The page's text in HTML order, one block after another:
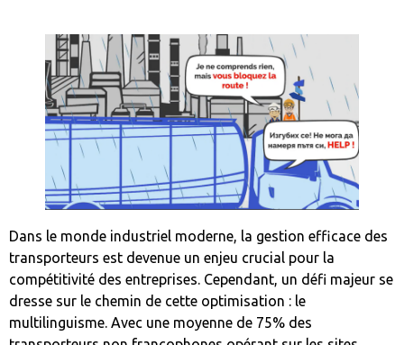
Dans le monde industriel moderne, la gestion efficace des
transporteurs est devenue un enjeu crucial pour la
compétitivité des entreprises. Cependant, un défi majeur se
dresse sur le chemin de cette optimisation : le
multilinguisme. Avec une moyenne de 75% des